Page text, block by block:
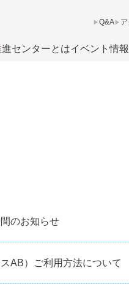
センターとはイベント情報
Q&A
のお知らせ
AB）ご利用方法について